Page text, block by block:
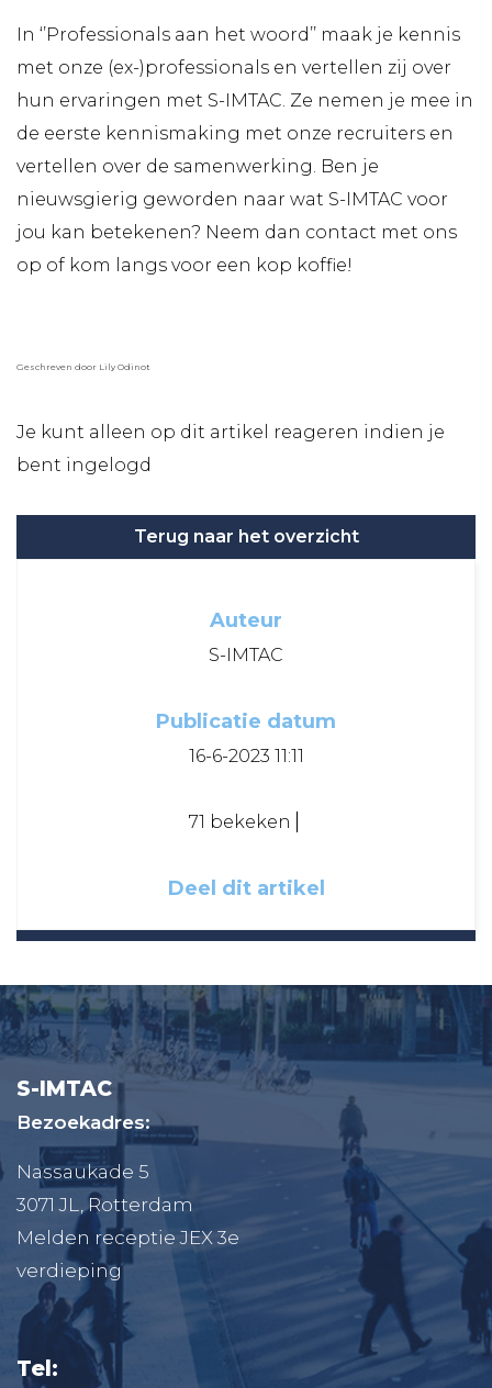
In ‘’Professionals aan het woord’’ maak je kennis
met onze (ex-)professionals en vertellen zij over
hun ervaringen met S-IMTAC. Ze nemen je mee in
de eerste kennismaking met onze recruiters en
vertellen over de samenwerking. Ben je
nieuwsgierig geworden naar wat S-IMTAC voor
jou kan betekenen? Neem dan contact met ons
op of kom langs voor een kop koffie!
Geschreven door Lily Odinot
Je kunt alleen op dit artikel reageren indien je
bent ingelogd
Terug naar het overzicht
Auteur
S-IMTAC
Publicatie datum
16-6-2023 11:11
71 bekeken
Deel dit artikel
S-IMTAC
Bezoekadres:
Nassaukade 5
3071 JL, Rotterdam
Melden receptie JEX 3e
verdieping
Tel: